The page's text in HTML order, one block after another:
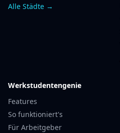
Alle Städte →
Werkstudentengenie
Features
So funktioniert's
Für Arbeitgeber